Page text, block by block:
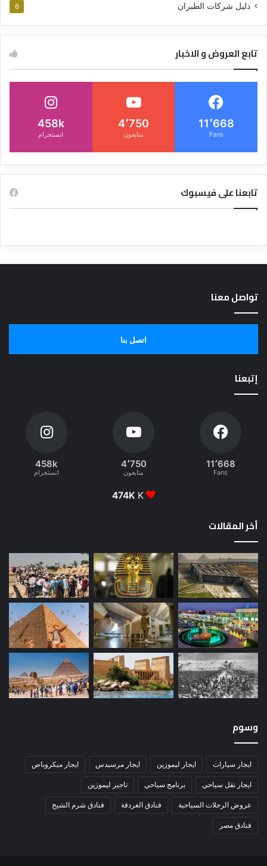
دليل شركات الطيران 6
تابع العروض و الاخبار
11٬668
Fans
4٬750
متابعون
458k
انستجرام
تابعنا على فيسبوك
تواصل معنا
اتصل بنا
إتبعنا
11٬668
Fans
4٬750
متابعون
458k
انستجرام
474K K
أخر المقالات
وسوم
ايجار سيارات ايجار ليموزين ايجار مرسيدس ايجار ميكروباص
ايجار نقل سياحي برنامج سياحي تاجير ليموزين
عروض الرحلات السياحية فنادق الغردقة فنادق شرم الشيخ
فنادق مصر